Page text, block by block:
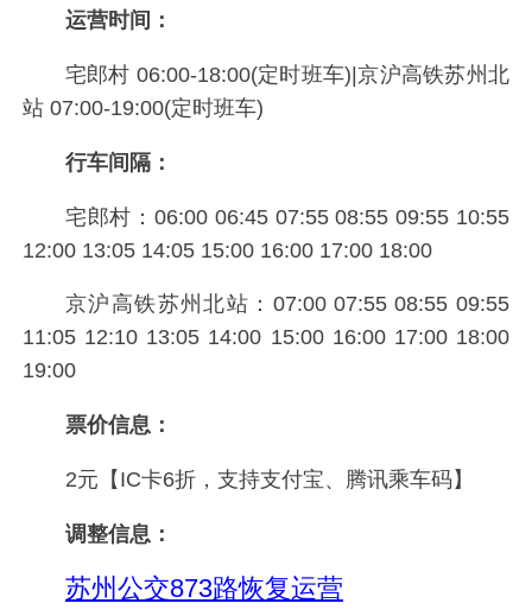
运营时间：
宅郎村 06:00-18:00(定时班车)|京沪高铁苏州北
站 07:00-19:00(定时班车)
行车间隔：
宅郎村：06:00 06:45 07:55 08:55 09:55 10:55
12:00 13:05 14:05 15:00 16:00 17:00 18:00
京沪高铁苏州北站：07:00 07:55 08:55 09:55
11:05 12:10 13:05 14:00 15:00 16:00 17:00 18:00
19:00
票价信息：
2元【IC卡6折，支持支付宝、腾讯乘车码】
调整信息：
苏州公交873路恢复运营